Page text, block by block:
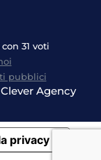
31 voti
pubblici
Agency
privacy